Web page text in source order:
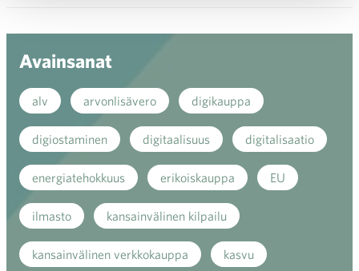
Avainsanat
alv arvonlisävero digikauppa
digiostaminen digitaalisuus digitalisaatio
energiatehokkuus erikoiskauppa EU
ilmasto kansainvälinen kilpailu
kansainvälinen verkkokauppa kasvu